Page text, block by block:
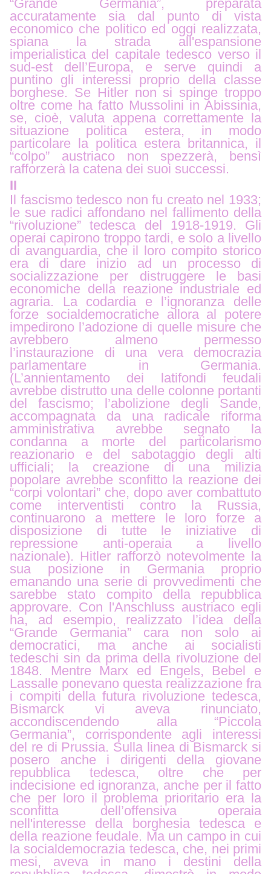
“Grande Germania”, preparata
accuratamente sia dal punto di vista
economico che politico ed oggi realizzata,
spiana la strada all'espansione
imperialistica del capitale tedesco verso il
sud-est dell’Europa, e serve quindi a
puntino gli interessi proprio della classe
borghese. Se Hitler non si spinge troppo
oltre come ha fatto Mussolini in Abissinia,
se, cioè, valuta appena correttamente la
situazione politica estera, in modo
particolare la politica estera britannica, il
“colpo” austriaco non spezzerà, bensì
rafforzerà la catena dei suoi successi.
II
Il fascismo tedesco non fu creato nel 1933;
le sue radici affondano nel fallimento della
“rivoluzione” tedesca del 1918-1919. Gli
operai capirono troppo tardi, e solo a livello
di avanguardia, che il loro compito storico
era di dare inizio ad un processo di
socializzazione per distruggere le basi
economiche della reazione industriale ed
agraria. La codardia e l’ignoranza delle
forze socialdemocratiche allora al potere
impedirono l’adozione di quelle misure che
avrebbero almeno permesso
l’instaurazione di una vera democrazia
parlamentare in Germania.
(L’annientamento dei latifondi feudali
avrebbe distrutto una delle colonne portanti
del fascismo; l’abolizione degli Sande,
accompagnata da una radicale riforma
amministrativa avrebbe segnato la
condanna a morte del particolarismo
reazionario e del sabotaggio degli alti
ufficiali; la creazione di una milizia
popolare avrebbe sconfitto la reazione dei
“corpi volontari” che, dopo aver combattuto
come interventisti contro la Russia,
continuarono a mettere le loro forze a
disposizione di tutte le iniziative di
repressione anti-operaia a livello
nazionale). Hitler rafforzò notevolmente la
sua posizione in Germania proprio
emanando una serie di provvedimenti che
sarebbe stato compito della repubblica
approvare. Con l'Anschluss austriaco egli
ha, ad esempio, realizzato l’idea della
“Grande Germania” cara non solo ai
democratici, ma anche ai socialisti
tedeschi sin da prima della rivoluzione del
1848. Mentre Marx ed Engels, Bebel e
Lassalle ponevano questa realizzazione fra
i compiti della futura rivoluzione tedesca,
Bismarck vi aveva rinunciato,
accondiscendendo alla “Piccola
Germania”, corrispondente agli interessi
del re di Prussia. Sulla linea di Bismarck si
posero anche i dirigenti della giovane
repubblica tedesca, oltre che per
indecisione ed ignoranza, anche per il fatto
che per loro il problema prioritario era la
sconfitta dell’offensiva operaia
nell'interesse della borghesia tedesca e
della reazione feudale. Ma un campo in cui
la socialdemocrazia tedesca, che, nei primi
mesi, aveva in mano i destini della